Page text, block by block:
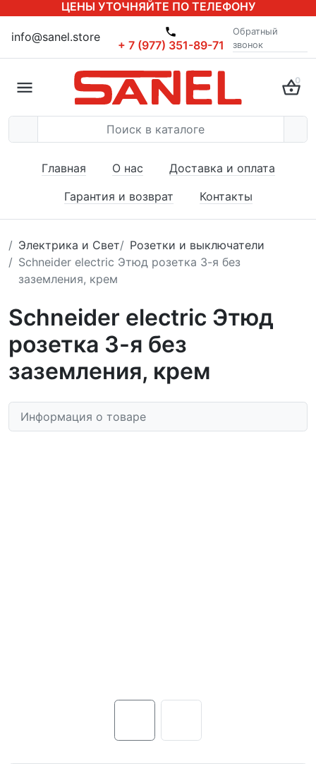
ЦЕНЫ УТОЧНЯЙТЕ ПО ТЕЛЕФОНУ
info@sanel.store
+ 7 (977) 351-89-71
Обратный
звонок
0
Главная О нас
Доставка и оплата
Гарантия и возврат
Контакты
Электрика и Свет
Розетки и выключатели
Schneider electric Этюд розетка 3-я без
заземления, крем
Schneider electric Этюд
розетка 3-я без
заземления, крем
Информация о товаре